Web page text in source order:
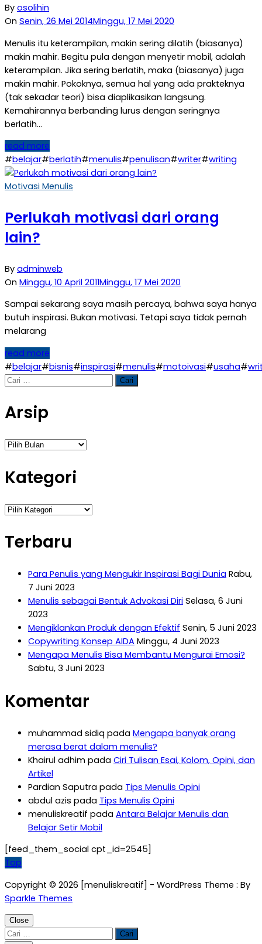
By osolihin
On Senin, 26 Mei 2014Minggu, 17 Mei 2020
Menulis itu keterampilan, makin sering dilatih (biasanya)
makin mahir. Begitu pula dengan menyetir mobil, adalah
keterampilan. Jika sering berlatih, maka (biasanya) juga
makin mahir. Pokoknya, semua hal yang ada prakteknya
(tak sekadar teori) bisa diaplikasikan langsung.
Kemahirannya berbanding lurus dengan seringnya
berlatih…
read more
#belajar#berlatih#menulis#penulisan#writer#writing
Motivasi Menulis
Perlukah motivasi dari orang
lain?
By adminweb
On Minggu, 10 April 2011Minggu, 17 Mei 2020
Sampai sekarang saya masih percaya, bahwa saya hanya
butuh inspirasi. Bukan motivasi. Tetapi saya tidak pernah
melarang
read more
#belajar#bisnis#inspirasi#menulis#motoivasi#usaha#
Cari
Arsip
Arsip
Kategori
Kategori
Terbaru
Para Penulis yang Mengukir Inspirasi Bagi Dunia Rabu,
7 Juni 2023
Menulis sebagai Bentuk Advokasi Diri Selasa, 6 Juni
2023
Mengiklankan Produk dengan Efektif Senin, 5 Juni 2023
Copywriting Konsep AIDA Minggu, 4 Juni 2023
Mengapa Menulis Bisa Membantu Mengurai Emosi?
Sabtu, 3 Juni 2023
Komentar
muhammad sidiq pada Mengapa banyak orang
merasa berat dalam menulis?
Khairul adhim pada Ciri Tulisan Esai, Kolom, Opini, dan
Artikel
Pardian Saputra pada Tips Menulis Opini
abdul azis pada Tips Menulis Opini
menuliskreatif pada Antara Belajar Menulis dan
Belajar Setir Mobil
[feed_them_social cpt_id=2545]
Top
Copyright © 2026 [menuliskreatif] - WordPress Theme : By
Sparkle Themes
Close
Cari